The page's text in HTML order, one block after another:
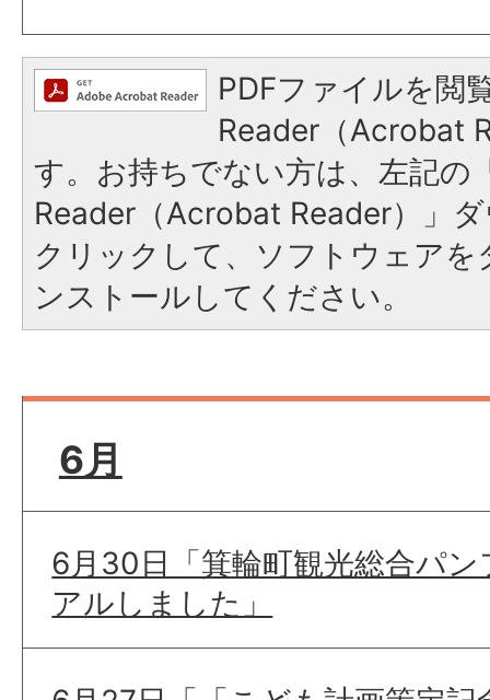
PDFファイルを閲
Reader（Acrobat
す。お持ちでない方は、左記の
Reader（Acrobat Reader）」
クリックして、ソフトウェア
ンストールしてください。
6月
6月30日「箕輪町観光総合パ
アルしました」